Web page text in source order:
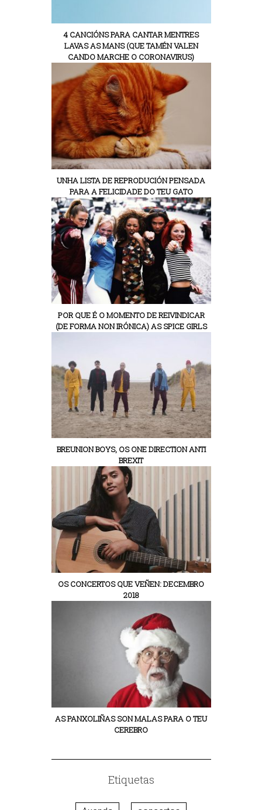
4 CANCIÓNS PARA CANTAR MENTRES
LAVAS AS MANS (QUE TAMÉN VALEN
CANDO MARCHE O CORONAVIRUS)
UNHA LISTA DE REPRODUCIÓN PENSADA
PARA A FELICIDADE DO TEU GATO
POR QUE É O MOMENTO DE REIVINDICAR
(DE FORMA NON IRÓNICA) AS SPICE GIRLS
BREUNION BOYS, OS ONE DIRECTION ANTI
BREXIT
OS CONCERTOS QUE VEÑEN: DECEMBRO
2018
AS PANXOLIÑAS SON MALAS PARA O TEU
CEREBRO
Etiquetas